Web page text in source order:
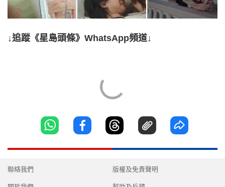
↓追蹤《星島頭條》WhatsApp頻道↓
聯絡我們 版權及免責聲明